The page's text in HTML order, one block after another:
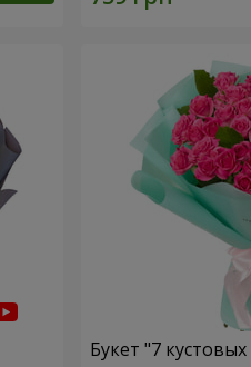
Букет "7